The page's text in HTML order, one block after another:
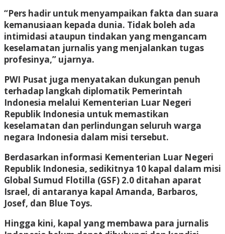
“Pers hadir untuk menyampaikan fakta dan suara
kemanusiaan kepada dunia. Tidak boleh ada
intimidasi ataupun tindakan yang mengancam
keselamatan jurnalis yang menjalankan tugas
profesinya,” ujarnya.
PWI Pusat juga menyatakan dukungan penuh
terhadap langkah diplomatik Pemerintah
Indonesia melalui Kementerian Luar Negeri
Republik Indonesia untuk memastikan
keselamatan dan perlindungan seluruh warga
negara Indonesia dalam misi tersebut.
Berdasarkan informasi Kementerian Luar Negeri
Republik Indonesia, sedikitnya 10 kapal dalam misi
Global Sumud Flotilla (GSF) 2.0 ditahan aparat
Israel, di antaranya kapal Amanda, Barbaros,
Josef, dan Blue Toys.
Hingga kini, kapal yang membawa para jurnalis